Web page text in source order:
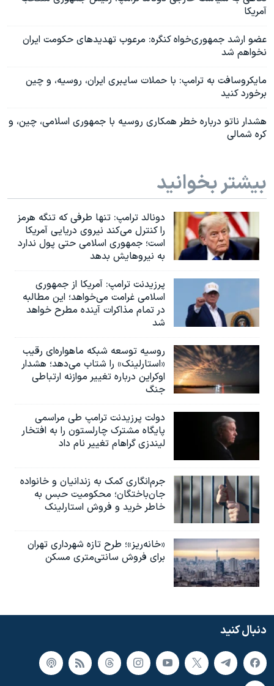
آمریکا
عضو ارشد جمهوری‌خواه کنگره: مرعوب تهدیدهای حکومت ایران
نخواهم شد
مایکروسافت به ترامپ: با حملات سایبری ایران، روسیه، و چین
برخورد کنید
هشدار ناتو درباره خطر همکاری روسیه با جمهوری اسلامی، چین، و
کره شمالی
بیشتر بخوانید
دونالد ترامپ: تنها طرفی که تنگه هرمز
را کنترل می‌کند نیروی دریایی آمریکا
است؛ جمهوری اسلامی حتی پول ندارد
به نیروهایش بدهد
پرزیدنت ترامپ: آمریکا از جمهوری
اسلامی غرامت می‌خواهد؛ این مطالبه
در تمام مذاکرات آینده مطرح خواهد
شد
روسیه توسعه شبکه ماهواره‌ای رقیب
«استارلینک» را شتاب می‌دهد؛ هشدار
اوکراین درباره تغییر موازنه ارتباطی
جنگ
دولت پرزیدنت ترامپ طی مراسمی
پایگاه مشترک چارلستون را به افتخار
لیندزی گراهام تغییر نام داد
جرم‌انگاری کمک به زندانیان و خانواده
جان‌باختگان؛ محکومیت حبس به‌
خاطر خرید و فروش استارلینک
«خانه‌ریز»؛ طرح تازه شهرداری تهران
برای فروش سانتی‌متری مسکن
دنبال کنید